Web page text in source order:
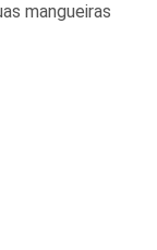
mangueiras